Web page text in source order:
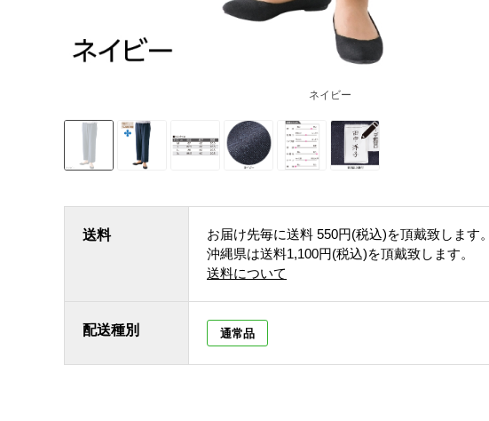
ネイビー
送料 お届け先毎に送料 550円(税込)を頂戴致します。
沖縄県は送料1,100円(税込)を頂戴致します。
送料について
配送種別 通常品